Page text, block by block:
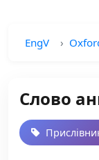
EngV
Слово